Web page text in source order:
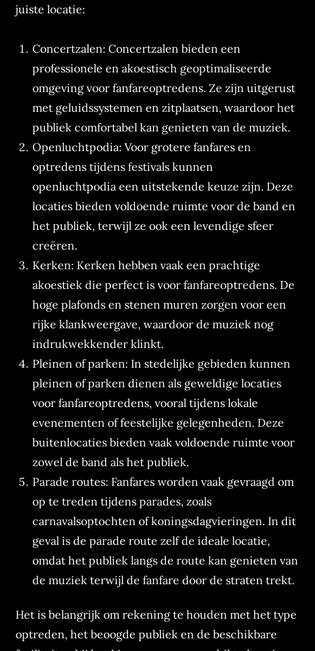
juiste locatie:
Concertzalen: Concertzalen bieden een
professionele en akoestisch geoptimaliseerde
omgeving voor fanfareoptredens. Ze zijn uitgerust
met geluidssystemen en zitplaatsen, waardoor het
publiek comfortabel kan genieten van de muziek.
Openluchtpodia: Voor grotere fanfares en
optredens tijdens festivals kunnen
openluchtpodia een uitstekende keuze zijn. Deze
locaties bieden voldoende ruimte voor de band en
het publiek, terwijl ze ook een levendige sfeer
creëren.
Kerken: Kerken hebben vaak een prachtige
akoestiek die perfect is voor fanfareoptredens. De
hoge plafonds en stenen muren zorgen voor een
rijke klankweergave, waardoor de muziek nog
indrukwekkender klinkt.
Pleinen of parken: In stedelijke gebieden kunnen
pleinen of parken dienen als geweldige locaties
voor fanfareoptredens, vooral tijdens lokale
evenementen of feestelijke gelegenheden. Deze
buitenlocaties bieden vaak voldoende ruimte voor
zowel de band als het publiek.
Parade routes: Fanfares worden vaak gevraagd om
op te treden tijdens parades, zoals
carnavalsoptochten of koningsdagvieringen. In dit
geval is de parade route zelf de ideale locatie,
omdat het publiek langs de route kan genieten van
de muziek terwijl de fanfare door de straten trekt.
Het is belangrijk om rekening te houden met het type
optreden, het beoogde publiek en de beschikbare